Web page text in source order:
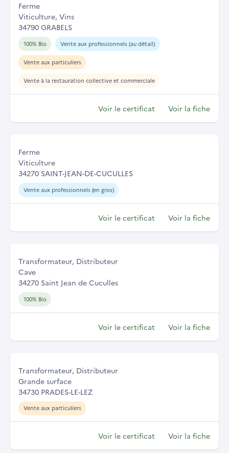
Ferme
Viticulture, Vins
34790 GRABELS
100% Bio Vente aux professionnels (au détail)
Vente aux particuliers
Vente à la restauration collective et commerciale
Voir le certificat Voir la fiche
Ferme
Viticulture
34270 SAINT-JEAN-DE-CUCULLES
Vente aux professionnels (en gros)
Voir le certificat Voir la fiche
Transformateur, Distributeur
Cave
34270 Saint Jean de Cuculles
100% Bio
Voir le certificat Voir la fiche
Transformateur, Distributeur
Grande surface
34730 PRADES-LE-LEZ
Vente aux particuliers
Voir le certificat Voir la fiche